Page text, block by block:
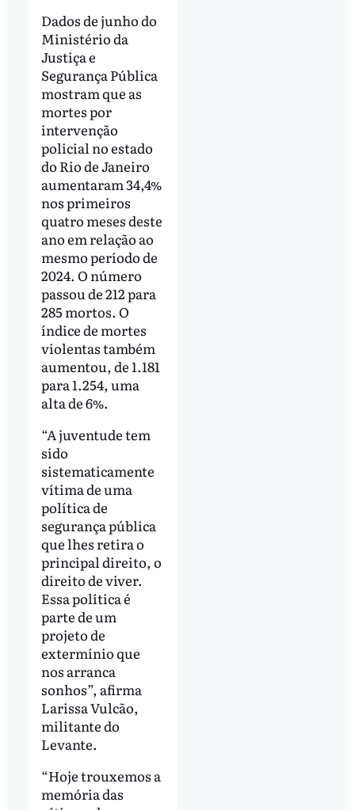
Dados de junho do
Ministério da
Justiça e
Segurança Pública
mostram que as
mortes por
intervenção
policial no estado
do Rio de Janeiro
aumentaram 34,4%
nos primeiros
quatro meses deste
ano em relação ao
mesmo período de
2024. O número
passou de 212 para
285 mortos. O
índice de mortes
violentas também
aumentou, de 1.181
para 1.254, uma
alta de 6%.
“A juventude tem
sido
sistematicamente
vítima de uma
política de
segurança pública
que lhes retira o
principal direito, o
direito de viver.
Essa política é
parte de um
projeto de
extermínio que
nos arranca
sonhos”, afirma
Larissa Vulcão,
militante do
Levante.
“Hoje trouxemos a
memória das